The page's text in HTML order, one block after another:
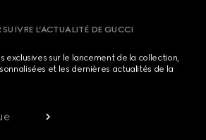
L’ACTUALITÉ DE GUCCI
exclusives sur le lancement de la collection,
et les dernières actualités de la